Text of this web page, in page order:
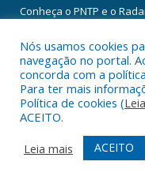
Conheça o PNTP e o
Todos os direitos
Mapa do Site
Acessar Webmail
Nós usamos cookies
navegação no portal.
concorda com a
Para ter mais
Política de cookies (
ACEITO.
Leia mais
ACEITO